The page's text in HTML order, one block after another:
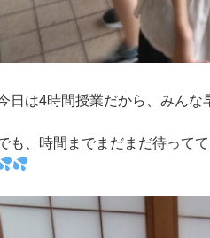
日は4時間授業だから、みんな
も、時間までまだまだ待っ